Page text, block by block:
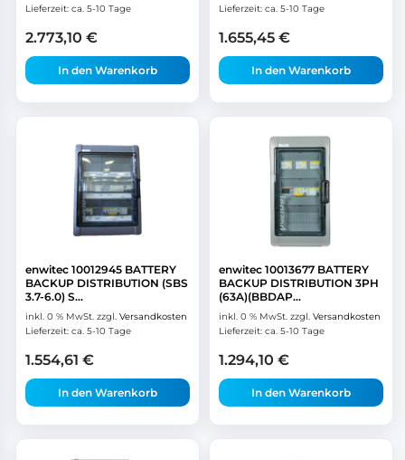
Lieferzeit: ca. 5-10 Tage
2.773,10 €
In den Warenkorb
Lieferzeit: ca. 5-10 Tage
1.655,45 €
In den Warenkorb
enwitec 10012945 BATTERY
BACKUP DISTRIBUTION (SBS
3.7-6.0) S...
inkl. 0 % MwSt. zzgl. Versandkosten
Lieferzeit: ca. 5-10 Tage
1.554,61 €
In den Warenkorb
enwitec 10013677 BATTERY
BACKUP DISTRIBUTION 3PH
(63A)(BBDAP...
inkl. 0 % MwSt. zzgl. Versandkosten
Lieferzeit: ca. 5-10 Tage
1.294,10 €
In den Warenkorb